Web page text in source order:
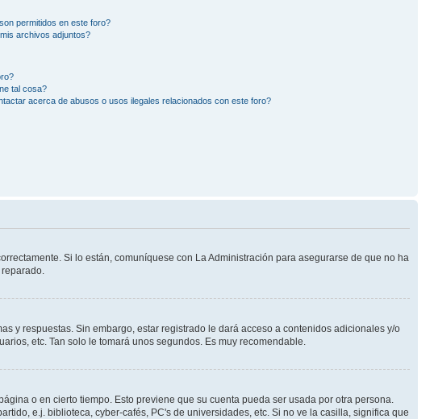
permitidos en este foro?
archivos adjuntos?
tal cosa?
acerca de abusos o usos ilegales relacionados con este foro?
Si lo están, comuníquese con La Administración para asegurarse de que no ha
y respuestas. Sin embargo, estar registrado le dará acceso a contenidos adicionales y/o
etc. Tan solo le tomará unos segundos. Es muy recomendable.
o en cierto tiempo. Esto previene que su cuenta pueda ser usada por otra persona.
e.j. biblioteca, cyber-cafés, PC's de universidades, etc. Si no ve la casilla, significa que